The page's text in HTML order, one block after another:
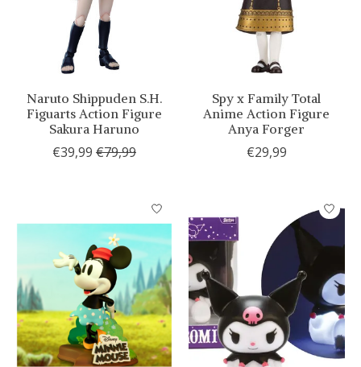
Naruto Shippuden S.H.
Figuarts Action Figure
Sakura Haruno
€39,99 €79,99
Spy x Family Total
Anime Action Figure
Anya Forger
€29,99